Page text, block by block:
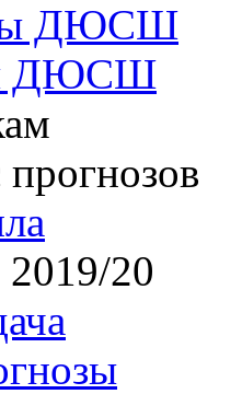
ДЮСШ
ДЮСШ
2019/20